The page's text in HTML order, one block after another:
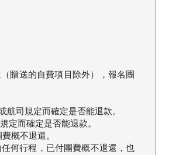
贈送的自費項目除外），報名團
司規定而確定是否能退款。
定而確定是否能退款。
概不退還。
何行程，已付團費概不退還，也